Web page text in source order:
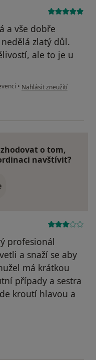
a vše dobře
zlatý důl.
ale to je u
• podle názoru uživatele
Nahlásit zneužití
o tom,
navštívit?
profesionál
a snaží se aby
má krátkou
případy a sestra
kroutí hlavou a
Váš účet byl odstraněn